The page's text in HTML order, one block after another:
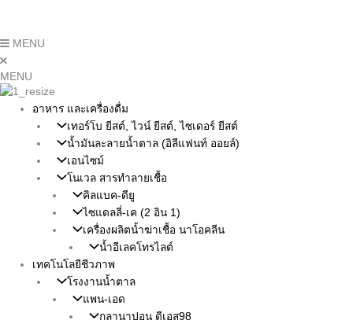
MENU
MENU
อาหาร และเครื่องดื่ม
เทอร์โบ ยีสต์, ไวน์ ยีสต์, ไซเดอร์ ยีสต์
น้ำมันละลายน้ำตาล (อิลีแฟนท์ ออยล์)
เอนไซม์
โนเวล สารทำลายเชื้อ
คิลแบค-ดียู
ไซแดลลี่-เค (2 อิน 1)
เครื่องผลิตน้ำฆ่าเชื้อ นาโอคลีน
น้ำอีเลคโทรไลต์
เทคโนโลยีชีวภาพ
โรงงานน้ำตาล
แพน-เอด
กลานาปอน ดีเอส98